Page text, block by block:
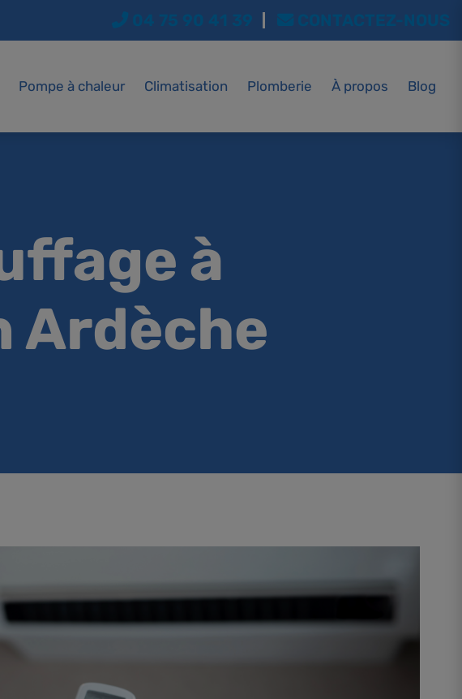
04 75 90 41 39 CONTACTEZ-NOUS
Pompe à chaleur Climatisation Plomberie À propos Blog
à
Ardèche